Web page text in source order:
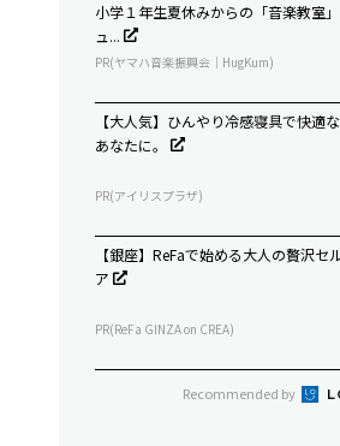
小学１年生夏休みからの「音楽教室
ュ...
PR(ヤマハ音楽振興会｜HugKum)
【大人気】ひんやり冷感寝具で快適
あなたに。
PR(アイリスプラザ)
【銀座】ReFaで始める大人の贅沢セ
ア
PR(ReFa GINZA on CREA)
Recommended by